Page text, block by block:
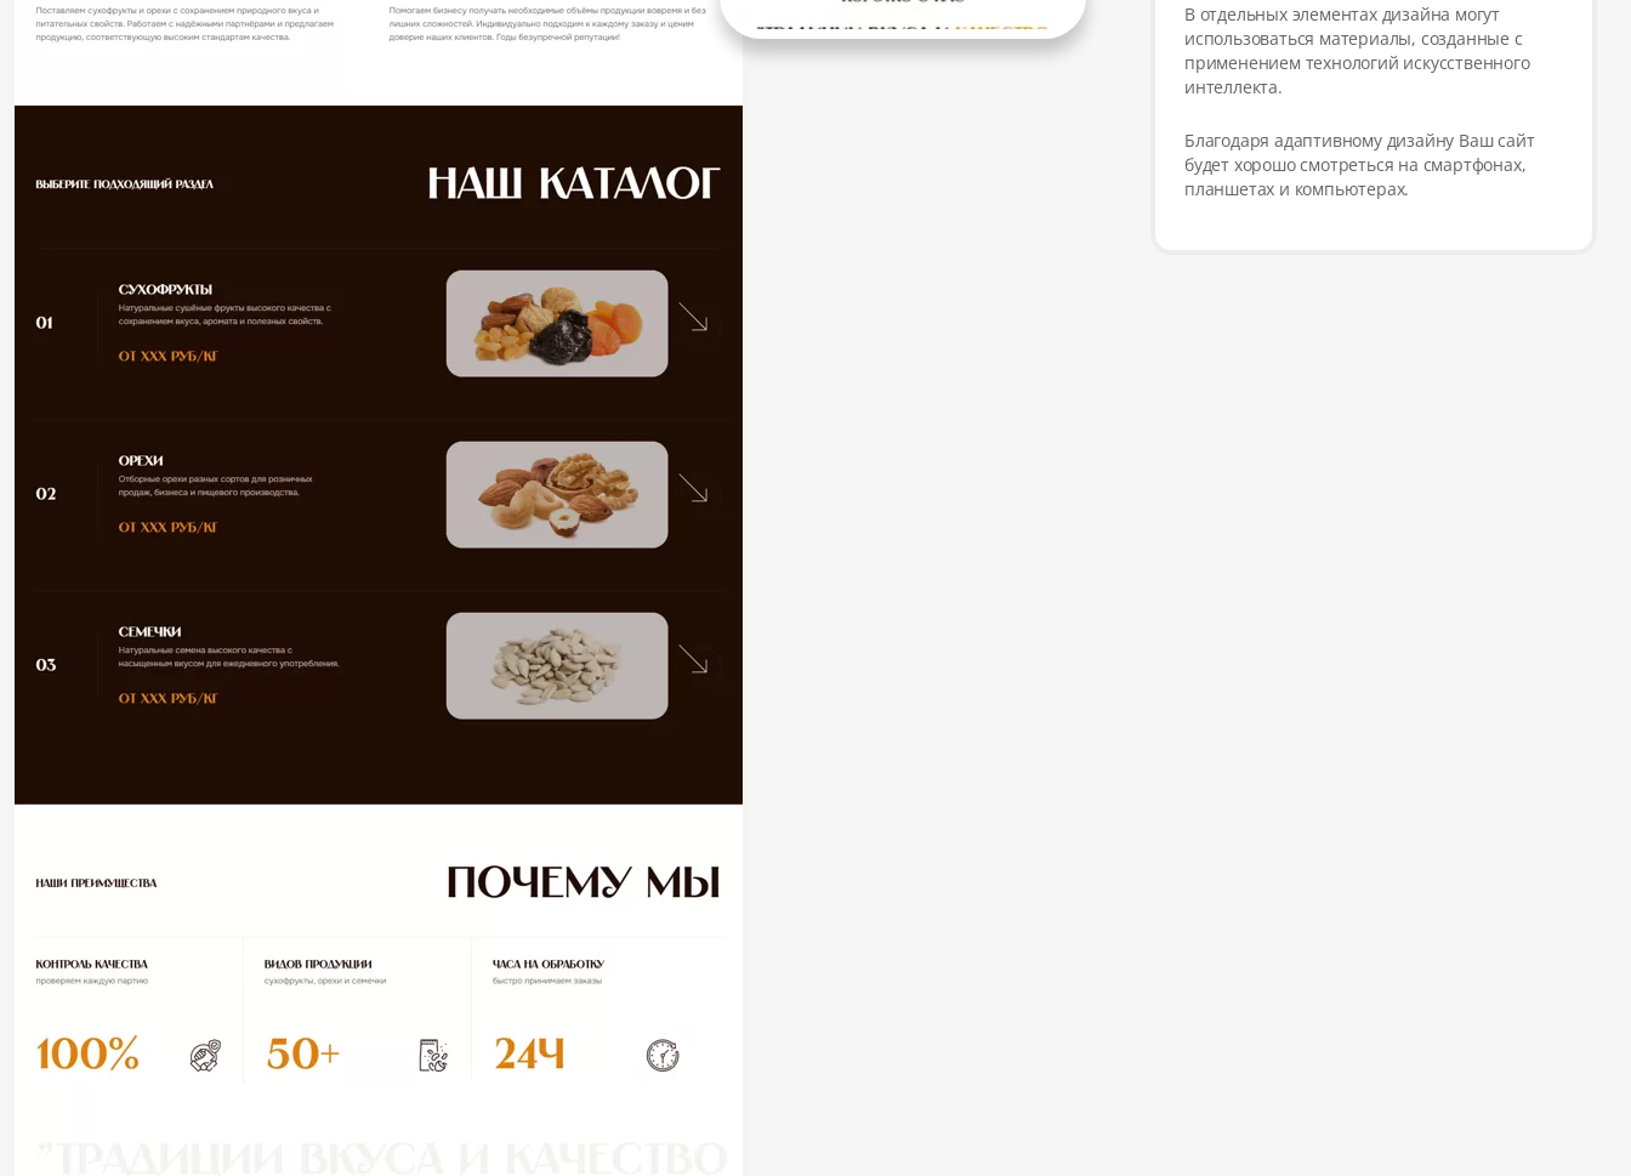
В отдельных элементах дизайна могут
использоваться материалы, созданные с
применением технологий искусственного
интеллекта.
Благодаря адаптивному дизайну Ваш сайт
будет хорошо смотреться на смартфонах,
планшетах и компьютерах.